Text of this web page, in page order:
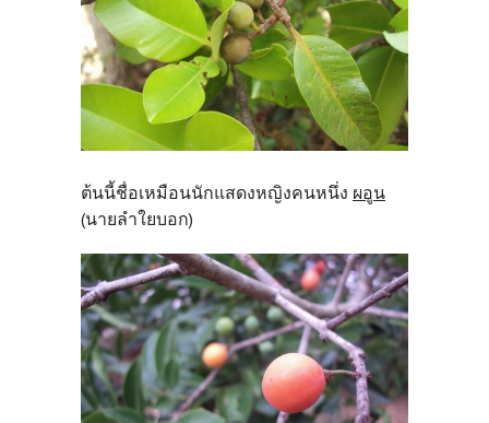
ต้นนี้ชื่อเหมือนนักแสดงหญิงคนหนึ่ง ผอูน
(นายลำใยบอก)